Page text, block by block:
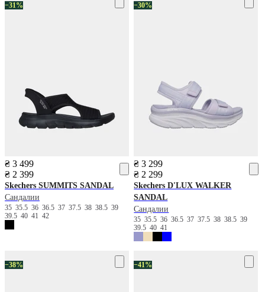
−31%
₴ 3 499
₴ 2 399
Skechers SUMMITS SANDAL
Сандалии
35 35.5 36 36.5 37 37.5 38 38.5 39
39.5 40 41 42
−30%
₴ 3 299
₴ 2 299
Skechers D'LUX WALKER
SANDAL
Сандалии
3535.53636.53737.53838.539
39.54041
−38% −41%